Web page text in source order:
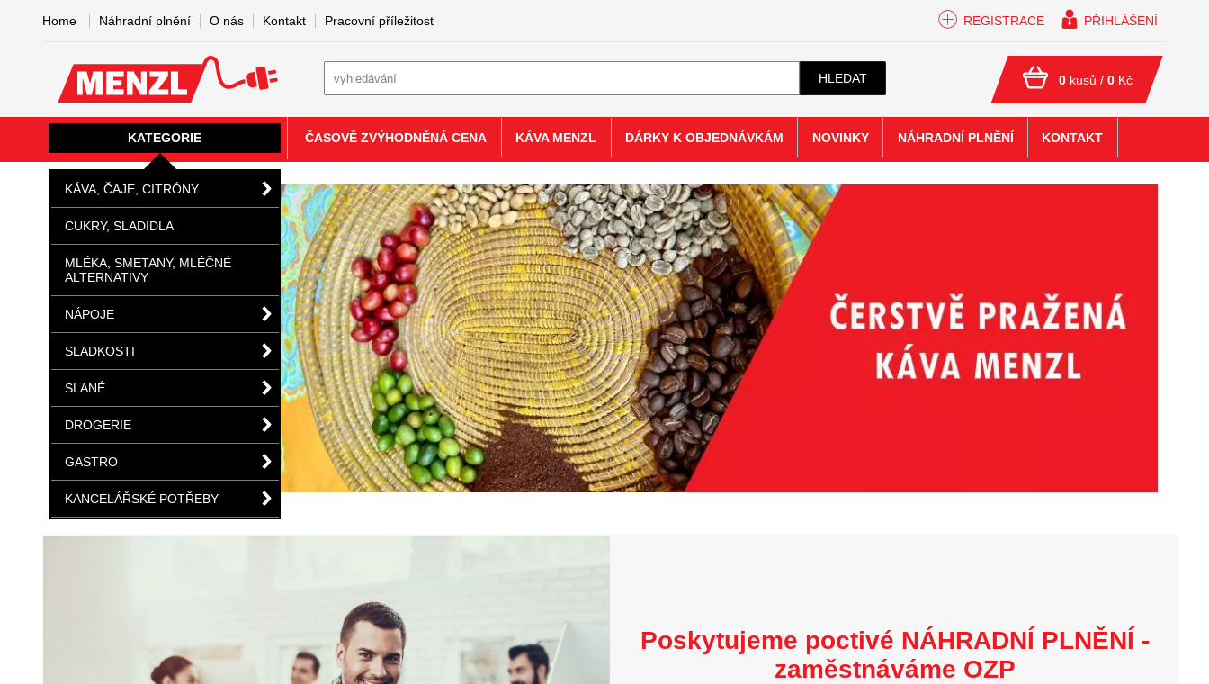
Poskytujeme poctivé NÁHRADNÍ PLNĚNÍ -
zaměstnáváme OZP
Home Náhradní plnění O nás Kontakt Pracovní příležitost REGISTRACE PŘIHLÁŠENÍ
HLEDAT 0 kusů /0 Kč
KATEGORIE ČASOVĚ ZVÝHODNĚNÁ CENA KÁVA MENZL DÁRKY K OBJEDNÁVKÁM NOVINKY NÁHRADNÍ PLNĚNÍ KONTAKT
KÁVA, ČAJE, CITRÓNY
CUKRY, SLADIDLA
MLÉKA, SMETANY, MLÉČNÉ
ALTERNATIVY
NÁPOJE
SLADKOSTI
SLANÉ
DROGERIE
GASTRO
KANCELÁŘSKÉ POTŘEBY